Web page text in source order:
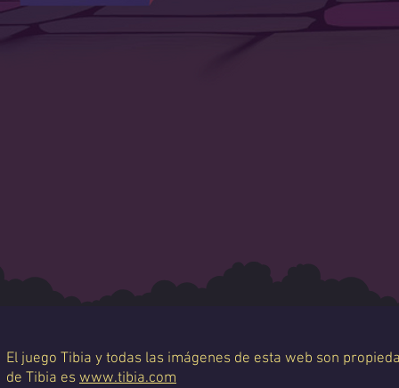
El juego Tibia y todas las imágenes de esta web son
de Tibia es www.tibia.com